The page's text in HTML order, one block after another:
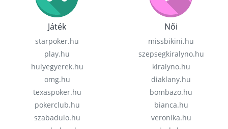
Játék
starpoker.hu
play.hu
hulyegyerek.hu
omg.hu
texaspoker.hu
pokerclub.hu
szabadulo.hu
Női
missbikini.hu
szepsegkiralyno.hu
kiralyno.hu
diaklany.hu
bombazo.hu
bianca.hu
veronika.hu